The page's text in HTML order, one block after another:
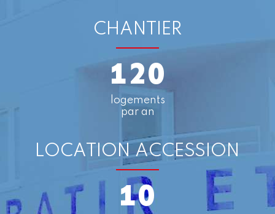
CHANTIER
120
logements
par an
LOCATION ACCESSION
10